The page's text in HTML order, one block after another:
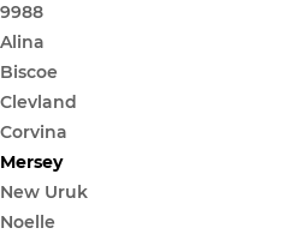
9988
Alina
Biscoe
Clevland
Corvina
Mersey
New Uruk
Noelle